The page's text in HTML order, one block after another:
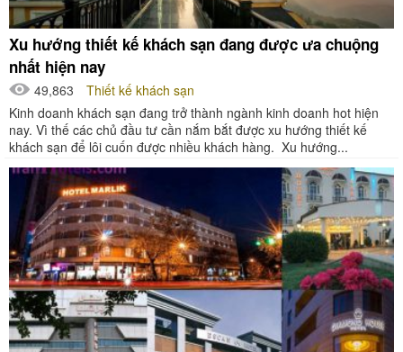
Xu hướng thiết kế khách sạn đang được ưa chuộng
nhất hiện nay
49,863
Thiết kế khách sạn
Kinh doanh khách sạn đang trở thành ngành kinh doanh hot hiện
nay. Vì thế các chủ đầu tư cần nắm bắt được xu hướng thiết kế
khách sạn để lôi cuốn được nhiều khách hàng. Xu hướng...